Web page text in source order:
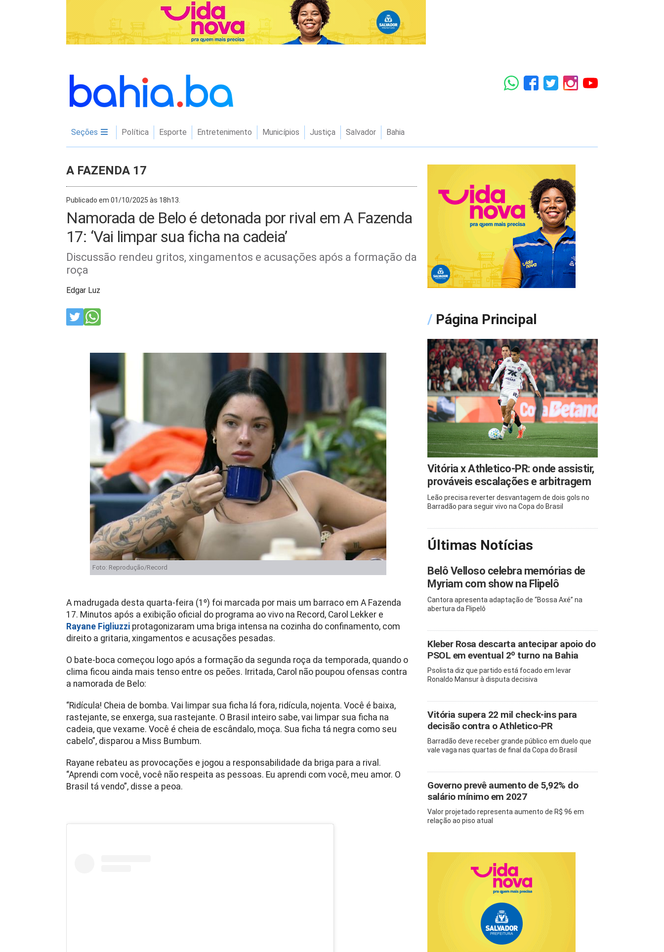
Seções Política Esporte Entretenimento Municípios Justiça Salvador Bahia
A FAZENDA 17
Publicado em 01/10/2025 às 18h13.
Namorada de Belo é detonada por rival em A Fazenda
17: ‘Vai limpar sua ficha na cadeia’
Discussão rendeu gritos, xingamentos e acusações após a formação da
roça
Edgar Luz
Foto: Reprodução/Record
A madrugada desta quarta-feira (1º) foi marcada por mais um barraco em A Fazenda
17. Minutos após a exibição oficial do programa ao vivo na Record, Carol Lekker e
Rayane Figliuzzi protagonizaram uma briga intensa na cozinha do confinamento, com
direito a gritaria, xingamentos e acusações pesadas.
O bate-boca começou logo após a formação da segunda roça da temporada, quando o
clima ficou ainda mais tenso entre os peões. Irritada, Carol não poupou ofensas contra
a namorada de Belo:
“Ridícula! Cheia de bomba. Vai limpar sua ficha lá fora, ridícula, nojenta. Você é baixa,
rastejante, se enxerga, sua rastejante. O Brasil inteiro sabe, vai limpar sua ficha na
cadeia, que vexame. Você é cheia de escândalo, moça. Sua ficha tá negra como seu
cabelo”, disparou a Miss Bumbum.
Rayane rebateu as provocações e jogou a responsabilidade da briga para a rival.
“Aprendi com você, você não respeita as pessoas. Eu aprendi com você, meu amor. O
Brasil tá vendo”, disse a peoa.
/ Página Principal
Vitória x Athletico-PR: onde assistir,
prováveis escalações e arbitragem
Leão precisa reverter desvantagem de dois gols no
Barradão para seguir vivo na Copa do Brasil
Últimas Notícias
Belô Velloso celebra memórias de
Myriam com show na Flipelô
Cantora apresenta adaptação de “Bossa Axé” na
abertura da Flipelô
Kleber Rosa descarta antecipar apoio do
PSOL em eventual 2º turno na Bahia
Psolista diz que partido está focado em levar
Ronaldo Mansur à disputa decisiva
Vitória supera 22 mil check-ins para
decisão contra o Athletico-PR
Barradão deve receber grande público em duelo que
vale vaga nas quartas de final da Copa do Brasil
Governo prevê aumento de 5,92% do
salário mínimo em 2027
Valor projetado representa aumento de R$ 96 em
relação ao piso atual